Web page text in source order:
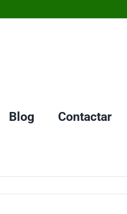
Blog Contactar